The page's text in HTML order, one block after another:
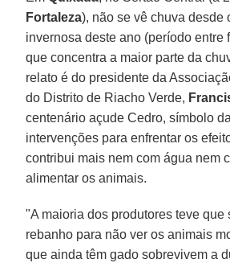
Fortaleza), não se vê chuva desde
invernosa deste ano (período entre
que concentra a maior parte da
relato é do presidente da
do Distrito de Riacho Verde,
centenário açude Cedro, símbolo
intervenções para enfrentar os
contribui mais nem com água nem
alimentar os animais.
"A maioria dos produtores teve que
rebanho para não ver os animais
que ainda têm gado sobrevivem a